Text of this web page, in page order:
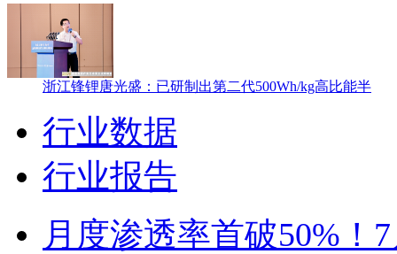
浙江锋锂唐光盛：已研制出第二代500Wh/kg高比能半
行业数据
行业报告
月度渗透率首破50%！